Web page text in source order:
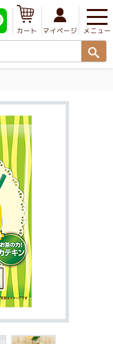
メニュー
マイページ
カート